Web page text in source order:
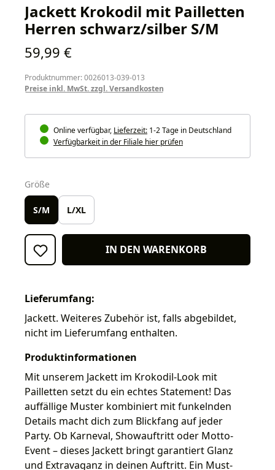
Jackett Krokodil mit Pailletten
Herren schwarz/silber S/M
Regulärer Preis:
59,99 €
Produktnummer: 0026013-039-013
Preise inkl. MwSt. zzgl. Versandkosten
Online verfügbar, Lieferzeit: 1-2 Tage in Deutschland
Verfügbarkeit in der Filiale hier prüfen
Größe
S/M L/XL
IN DEN WARENKORB
Lieferumfang:
Jackett. Weiteres Zubehör ist, falls abgebildet,
nicht im Lieferumfang enthalten.
Produktinformationen
Mit unserem Jackett im Krokodil-Look mit
Pailletten setzt du ein echtes Statement! Das
auffällige Muster kombiniert mit funkelnden
Details macht dich zum Blickfang auf jeder
Party. Ob Karneval, Showauftritt oder Motto-
Event – dieses Jackett bringt garantiert Glanz
und Extravaganz in deinen Auftritt. Ein Must-